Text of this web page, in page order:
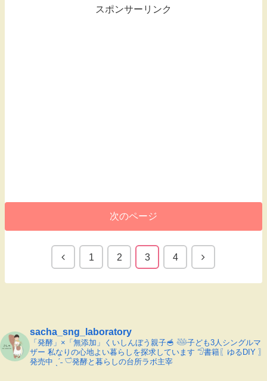
スポンサーリンク
次のページ
1 2 3 4
sacha_sng_laboratory
「発酵」×「無添加」くいしんぼう親子🥣 𓅸子ども3人シングルマ
ザー 私なりの心地よい暮らしを探求しています 𓅿書籍〖ゆるDIY 〗
発売中 ˎˊ˗𓎩発酵と暮らしの台所ラボ主宰